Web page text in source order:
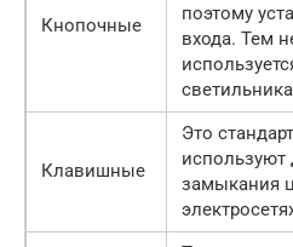
Кнопочные
поэтому
входа. Тем
Клавишные
Это
замыкания